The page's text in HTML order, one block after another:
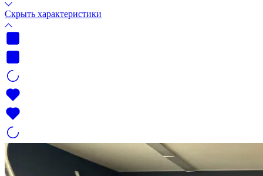
Скрыть характеристики